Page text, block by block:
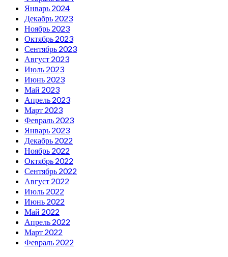
Январь 2024
Декабрь 2023
Ноябрь 2023
Октябрь 2023
Сентябрь 2023
Август 2023
Июль 2023
Июнь 2023
Май 2023
Апрель 2023
Март 2023
Февраль 2023
Январь 2023
Декабрь 2022
Ноябрь 2022
Октябрь 2022
Сентябрь 2022
Август 2022
Июль 2022
Июнь 2022
Май 2022
Апрель 2022
Март 2022
Февраль 2022